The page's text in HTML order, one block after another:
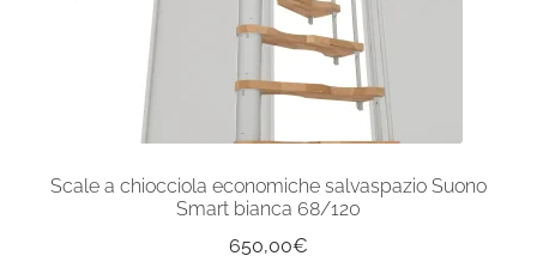
Scale a chiocciola economiche salvaspazio Suono
Smart bianca 68/120
650,00€